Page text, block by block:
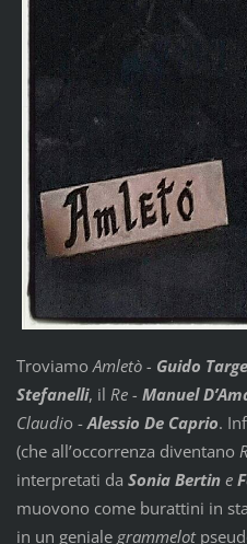
TroviamoAmletò - Guido
Stefanelli, il Re - Manuel
Claudio -Alessio De Caprio.
(che all’occorrenza diventano
interpretati da Sonia Bertine
muovono come burattini in
in un geniale grammelot